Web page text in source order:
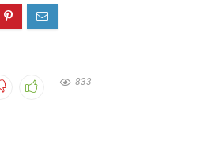
833